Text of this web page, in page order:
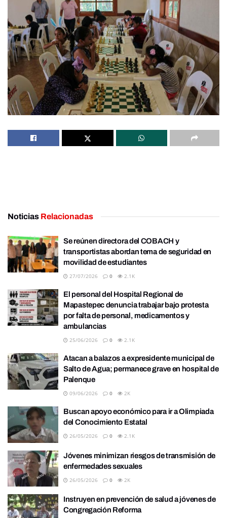
Noticias Relacionadas
Se reúnen directora del COBACH y
transportistas abordan tema de seguridad en
movilidad de estudiantes
27/07/2026 0 2.1K
El personal del Hospital Regional de
Mapastepec denuncia trabajar bajo protesta
por falta de personal, medicamentos y
ambulancias
25/06/2026 0 2.1K
Atacan a balazos a expresidente municipal de
Salto de Agua; permanece grave en hospital de
Palenque
09/06/2026 0 2K
Buscan apoyo económico para ir a Olimpiada
del Conocimiento Estatal
26/05/2026 0 2.1K
Jóvenes minimizan riesgos de transmisión de
enfermedades sexuales
26/05/2026 0 2K
Instruyen en prevención de salud a jóvenes de
Congregación Reforma